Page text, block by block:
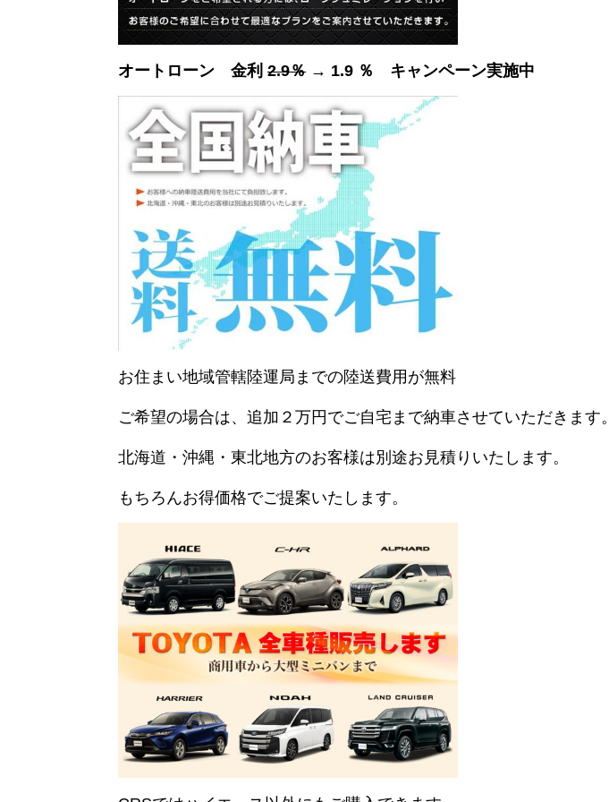
オートローン 金利 2.9％ → 1.9 ％ キャンペーン実施中
お住まい地域管轄陸運局までの陸送費用が無料
ご希望の場合は、追加２万円でご自宅まで納車させていただきます。
北海道・沖縄・東北地方のお客様は別途お見積りいたします。
もちろんお得価格でご提案いたします。